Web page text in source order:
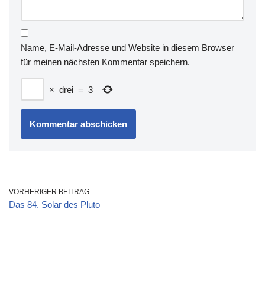
Name, E-Mail-Adresse und Website in diesem Browser
für meinen nächsten Kommentar speichern.
× drei = 3
VORHERIGER BEITRAG
Das 84. Solar des Pluto